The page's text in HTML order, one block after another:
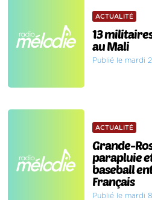
ACTUALITÉ
13
au Mali
Publié le mardi
ACTUALITÉ
Grande-
parapluie
baseball
Français
Publié le mardi